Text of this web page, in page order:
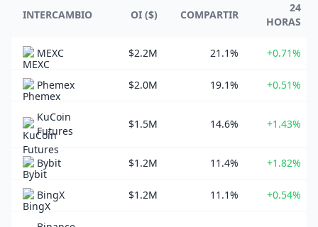
INTERCAMBIO OI ($) COMPARTIR
24
HORAS
MEXC $2.2M 21.1% +0.71%
Phemex $2.0M 19.1% +0.51%
KuCoin
Futures
$1.5M 14.6% +1.43%
Bybit $1.2M 11.4% +1.82%
BingX $1.2M 11.1% +0.54%